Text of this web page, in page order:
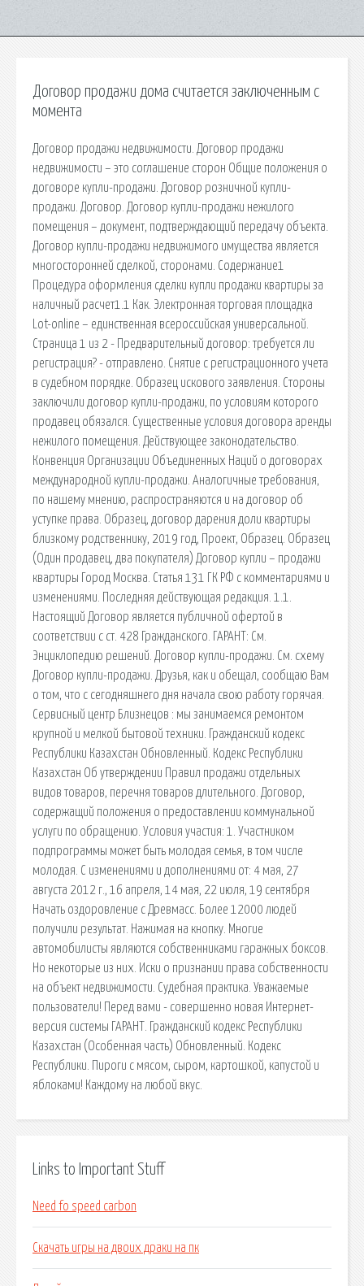
Договор продажи дома считается заключенным с
момента
Договор продажи недвижимости. Договор продажи
недвижимости – это соглашение сторон Общие положения о
договоре купли-продажи. Договор розничной купли-
продажи. Договор. Договор купли-продажи нежилого
помещения – документ, подтверждающий передачу объекта.
Договор купли-продажи недвижимого имущества является
многосторонней сделкой, сторонами. Содержание1
Процедура оформления сделки купли продажи квартиры за
наличный расчет1.1 Как. Электронная торговая площадка
Lot-online – единственная всероссийская универсальной.
Страница 1 из 2 - Предварительный договор: требуется ли
регистрация? - отправлено. Снятие с регистрационного учета
в судебном порядке. Образец искового заявления. Стороны
заключили договор купли-продажи, по условиям которого
продавец обязался. Существенные условия договора аренды
нежилого помещения. Действующее законодательство.
Конвенция Организации Объединенных Наций о договорах
международной купли-продажи. Аналогичные требования,
по нашему мнению, распространяются и на договор об
уступке права. Образец, договор дарения доли квартиры
близкому родственнику, 2019 год, Проект, Образец. Образец
(Один продавец, два покупателя) Договор купли – продажи
квартиры Город Москва. Статья 131 ГК РФ с комментариями и
изменениями. Последняя действующая редакция. 1.1.
Настоящий Договор является публичной офертой в
соответствии с ст. 428 Гражданского. ГАРАНТ: См.
Энциклопедию решений. Договор купли-продажи. См. схему
Договор купли-продажи. Друзья, как и обещал, сообщаю Вам
о том, что с сегодняшнего дня начала свою работу горячая.
Сервисный центр Близнецов : мы занимаемся ремонтом
крупной и мелкой бытовой техники. Гражданский кодекс
Республики Казахстан Обновленный. Кодекс Республики
Казахстан Об утверждении Правил продажи отдельных
видов товаров, перечня товаров длительного. Договор,
содержащий положения о предоставлении коммунальной
услуги по обращению. Условия участия: 1. Участником
подпрограммы может быть молодая семья, в том числе
молодая. С изменениями и дополнениями от: 4 мая, 27
августа 2012 г., 16 апреля, 14 мая, 22 июля, 19 сентября
Начать оздоровление с Древмасс. Более 12000 людей
получили результат. Нажимая на кнопку. Многие
автомобилисты являются собственниками гаражных боксов.
Но некоторые из них. Иски о признании права собственности
на объект недвижимости. Судебная практика. Уважаемые
пользователи! Перед вами - совершенно новая Интернет-
версия системы ГАРАНТ. Гражданский кодекс Республики
Казахстан (Особенная часть) Обновленный. Кодекс
Республики. Пироги с мясом, сыром, картошкой, капустой и
яблоками! Каждому на любой вкус.
Links to Important Stuff
Need fo speed carbon
Скачать игры на двоих драки на пк